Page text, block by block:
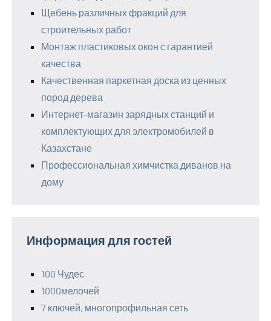
Щебень различных фракций для
строительных работ
Монтаж пластиковых окон с гарантией
качества
Качественная паркетная доска из ценных
пород дерева
Интернет-магазин зарядных станций и
комплектующих для электромобилей в
Казахстане
Профессиональная химчистка диванов на
дому
Информация для гостей
100 Чудес
1000мелочей
7 ключей, многопрофильная сеть